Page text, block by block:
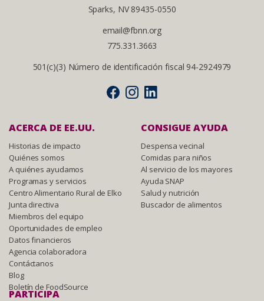
Sparks, NV 89435-0550
email@fbnn.org
775.331.3663
501(c)(3) Número de identificación fiscal 94-2924979
ACERCA DE EE.UU.
Historias de impacto
Quiénes somos
A quiénes ayudamos
Programas y servicios
Centro Alimentario Rural de Elko
Junta directiva
Miembros del equipo
Oportunidades de empleo
Datos financieros
Agencia colaboradora
Contáctanos
Blog
Boletín de FoodSource
CONSIGUE AYUDA
Despensa vecinal
Comidas para niños
Al servicio de los mayores
Ayuda SNAP
Salud y nutrición
Buscador de alimentos
PARTICIPA